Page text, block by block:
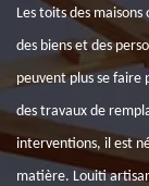
Les toits des
des biens et des
peuvent plus se faire
des travaux de
interventions, il est
matière. Louiti